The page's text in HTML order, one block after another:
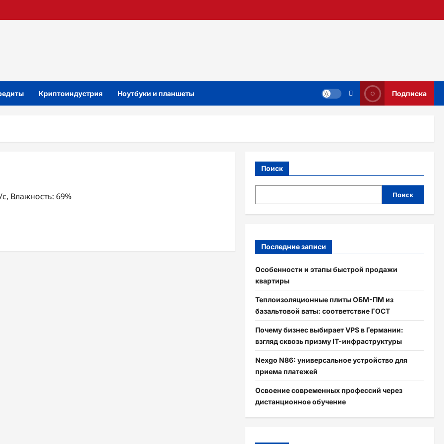
Криптоиндустрия Ноутбуки и планшеты Подписка
Влажность: 69%
Поиск
Поиск
Последние записи
Особенности и этапы быстрой продажи
квартиры
Теплоизоляционные плиты ОБМ-ПМ из
базальтовой ваты: соответствие ГОСТ
Почему бизнес выбирает VPS в Германии:
взгляд сквозь призму IT-инфраструктуры
Nexgo N86: универсальное устройство для
приема платежей
Освоение современных профессий через
дистанционное обучение